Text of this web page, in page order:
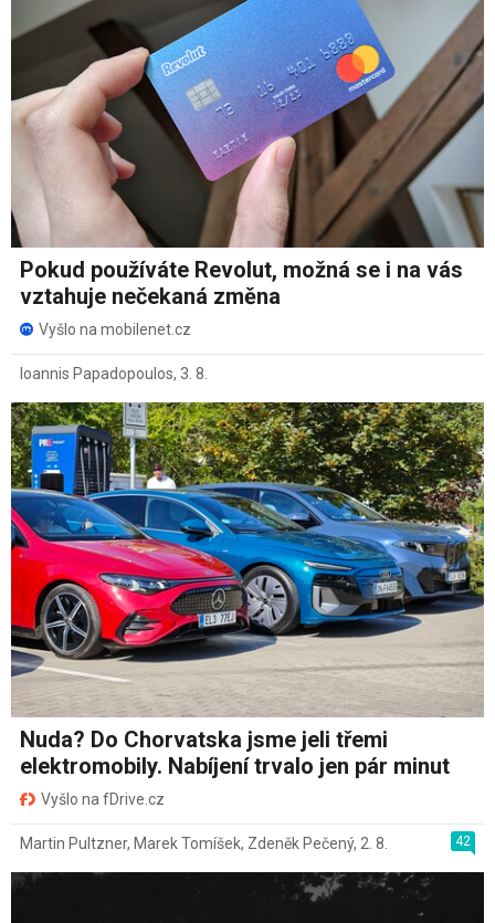
Pokud používáte Revolut, možná se i na vás
vztahuje nečekaná změna
Vyšlo na mobilenet.cz
Ioannis Papadopoulos, 3. 8.
Nuda? Do Chorvatska jsme jeli třemi
elektromobily. Nabíjení trvalo jen pár minut
Vyšlo na fDrive.cz
42
Martin Pultzner, Marek Tomíšek, Zdeněk Pečený, 2. 8.